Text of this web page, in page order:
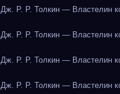
Дж. Р. Р. Толкин — Властелин
Дж. Р. Р. Толкин — Властелин
Дж. Р. Р. Толкин — Властелин
Дж. Р. Р. Толкин — Властелин